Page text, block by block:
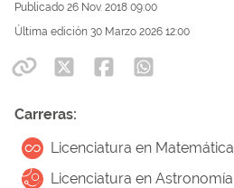
Publicado 26 Nov. 2018 09:00
Última edición 30 Marzo 2026 12:00
Carreras:
Licenciatura en Matemática
Licenciatura en Astronomía